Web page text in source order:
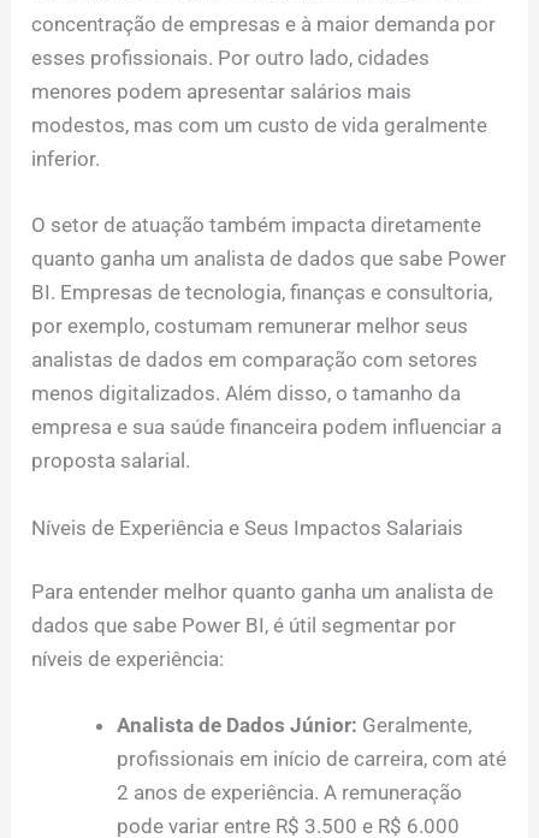
concentração de empresas e à maior demanda por
esses profissionais. Por outro lado, cidades
menores podem apresentar salários mais
modestos, mas com um custo de vida geralmente
inferior.
O setor de atuação também impacta diretamente
quanto ganha um analista de dados que sabe Power
BI. Empresas de tecnologia, finanças e consultoria,
por exemplo, costumam remunerar melhor seus
analistas de dados em comparação com setores
menos digitalizados. Além disso, o tamanho da
empresa e sua saúde financeira podem influenciar a
proposta salarial.
Níveis de Experiência e Seus Impactos Salariais
Para entender melhor quanto ganha um analista de
dados que sabe Power BI, é útil segmentar por
níveis de experiência:
Analista de Dados Júnior: Geralmente,
profissionais em início de carreira, com até
2 anos de experiência. A remuneração
pode variar entre R$ 3.500 e R$ 6.000